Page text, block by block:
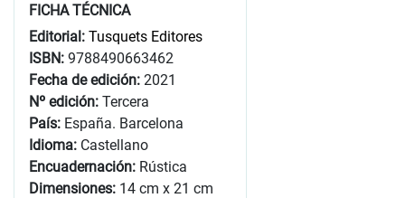
FICHA TÉCNICA
Editorial: Tusquets Editores
ISBN: 9788490663462
Fecha de edición: 2021
Nº edición: Tercera
País: España. Barcelona
Idioma: Castellano
Encuadernación: Rústica
Dimensiones: 14 cm x 21 cm